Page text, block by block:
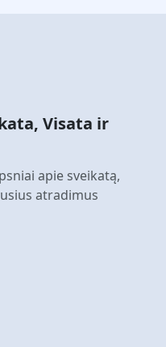
Visata ir
apie sveikatą,
atradimus